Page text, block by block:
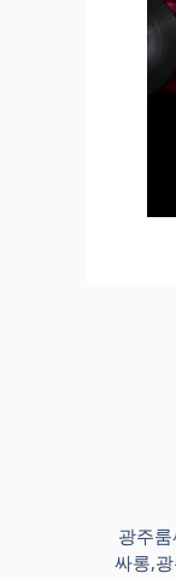
광주
싸롱,